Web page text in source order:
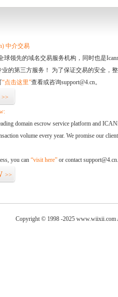
中介交易
球领先的域名交易服务机构，同时也是
的第三方服务！ 为了保证交易的安全，
“点击这里”查看或咨询support@4.cn。
>>
domain escrow service platform and
volume every year. We promise our
you can “visit here” or contact support@4.cn.
>>
Copyright © 1998 -2025 www.wiixii.com